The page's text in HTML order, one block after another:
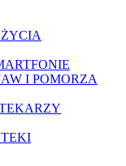
I POMORZA